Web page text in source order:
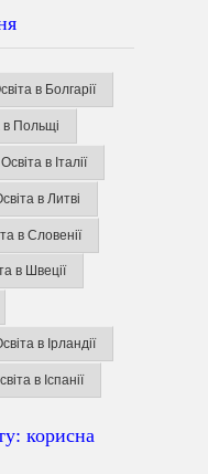
в Болгарії
в Польщі
Освіта в Італії
в Литві
в Словенії
в Швеції
в Ірландії
в Іспанії
корисна